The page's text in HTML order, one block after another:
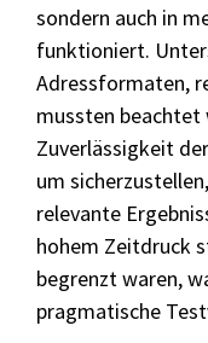
sondern auch in
funktioniert.
Adressformaten,
mussten beachtet
Zuverlässigkeit
um
relevante
hohem Zeitdruck
begrenzt waren,
pragmatische